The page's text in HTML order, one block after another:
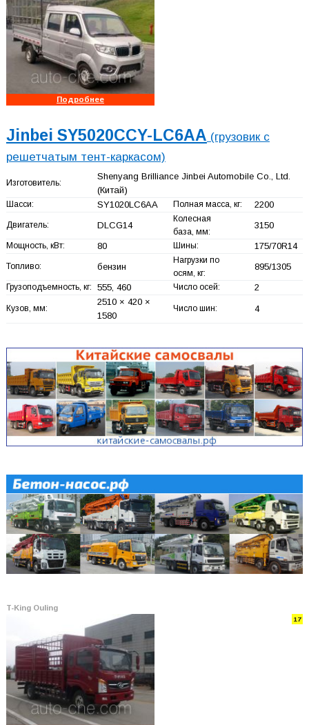
Подробнее
Jinbei SY5020CCY-LC6AA (грузовик с
решетчатым тент-каркасом)
Изготовитель:
Shenyang Brilliance Jinbei Automobile Co., Ltd.
(Китай)
Шасси: SY1020LC6AA Полная масса, кг: 2200
Двигатель: DLCG14
Колесная
база, мм:
3150
Мощность, кВт: 80 Шины: 175/70R14
Топливо: бензин
Нагрузки по
осям, кг:
895/1305
Грузоподъемность, кг: 555, 460 Число осей: 2
Кузов, мм:
2510 × 420 ×
1580
Число шин: 4
T-King Ouling
17